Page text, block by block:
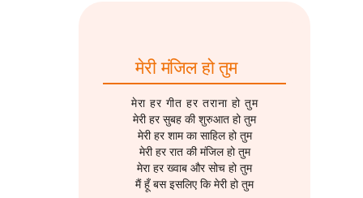
Programme Management
मेरी मंजिल हो तुम
मेरा हर गीत हर तराना हो तुम
मेरी हर सुबह की शुरुआत हो तुम
मेरी हर शाम का साहिल हो तुम
मेरी हर रात की मंजिल हो तुम
मेरा हर ख्वाब और सोच हो तुम
मैं हूँ बस इसलिए कि मेरी हो तुम